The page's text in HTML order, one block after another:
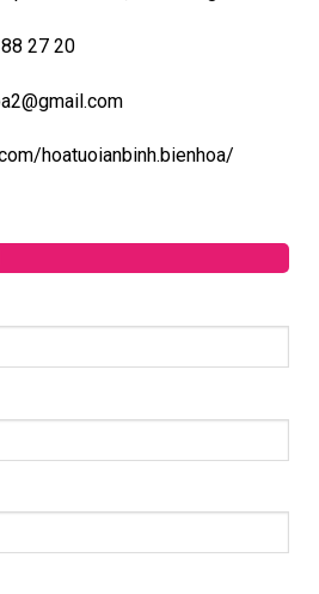
27 20
hoatuoianbinh.bienhoa/